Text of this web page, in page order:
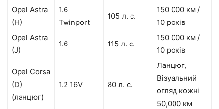
Opel Astra
(H)
1.6
Twinport
105 л. с.
150 000 км /
10 років
Opel Astra
(J)
1.6 115 л. с.
150 000 км /
10 років
Opel Corsa
(D)
(ланцюг)
1.2 16V 80 л. с.
Ланцюг,
Візуальний
огляд кожні
50,000 км